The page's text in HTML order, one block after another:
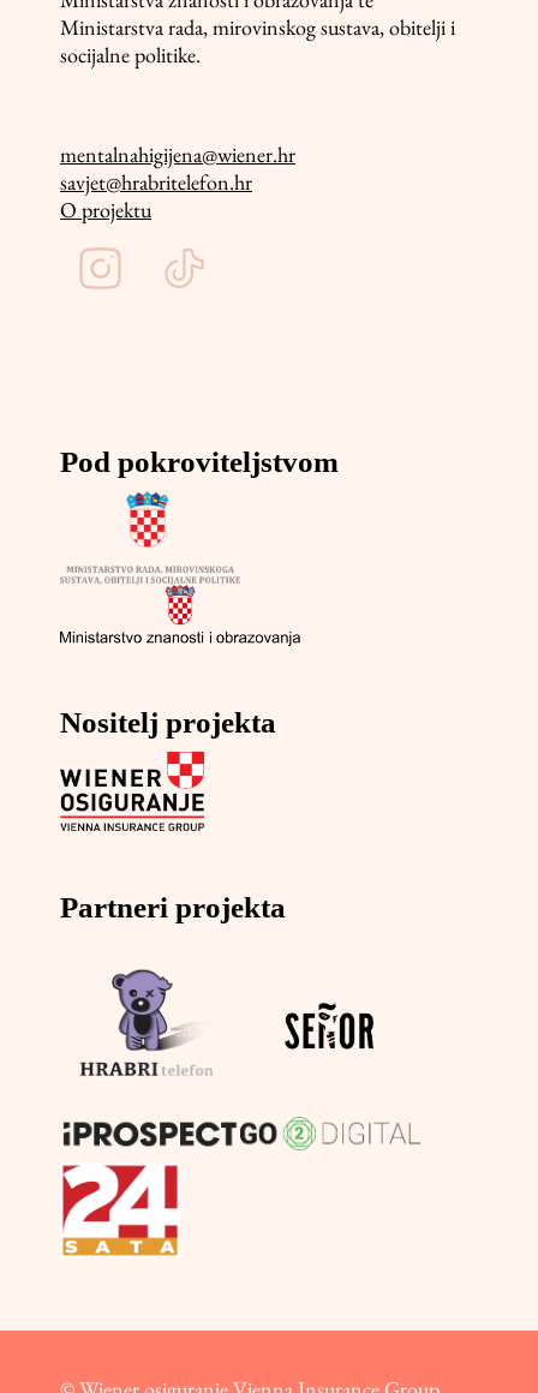
Ministarstva rada, mirovinskog sustava, obitelji i
socijalne politike.
mentalnahigijena@wiener.hr
savjet@hrabritelefon.hr
O projektu
Pod pokroviteljstvom
Nositelj projekta
Partneri projekta